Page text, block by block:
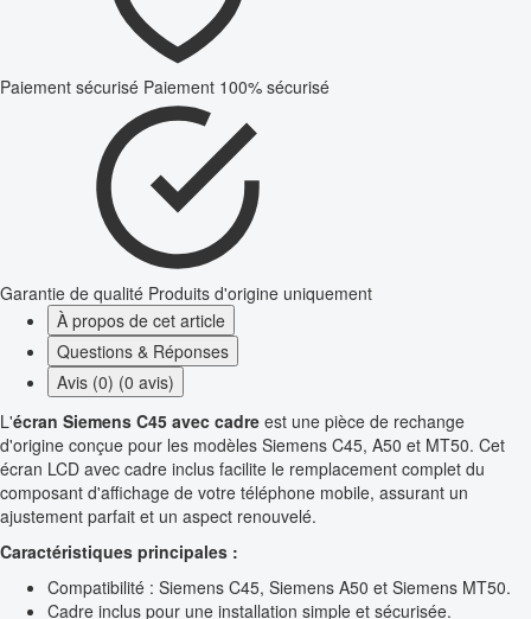
Paiement sécurisé Paiement 100% sécurisé
Garantie de qualité Produits d'origine uniquement
À propos de cet article
Questions & Réponses
Avis (0) (0 avis)
L'écran Siemens C45 avec cadre est une pièce de rechange
d'origine conçue pour les modèles Siemens C45, A50 et MT50. Cet
écran LCD avec cadre inclus facilite le remplacement complet du
composant d'affichage de votre téléphone mobile, assurant un
ajustement parfait et un aspect renouvelé.
Caractéristiques principales :
Compatibilité : Siemens C45, Siemens A50 et Siemens MT50.
Cadre inclus pour une installation simple et sécurisée.